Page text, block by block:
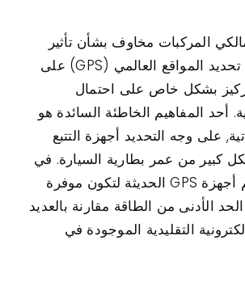
المركبات مخاوف بشأن تأثير
أجهزة تتبع نظام تحديد المواقع العالمي (GPS) على
بشكل خاص على احتمال
أحد المفاهيم الخاطئة السائدة هو
على وجه التحديد أجهزة التتبع
كبير من عمر بطارية السيارة. في
الواقع, تم تصميم أجهزة GPS الحديثة لتكون موفرة
الأدنى من الطاقة مقارنة بالعديد
التقليدية الموجودة في